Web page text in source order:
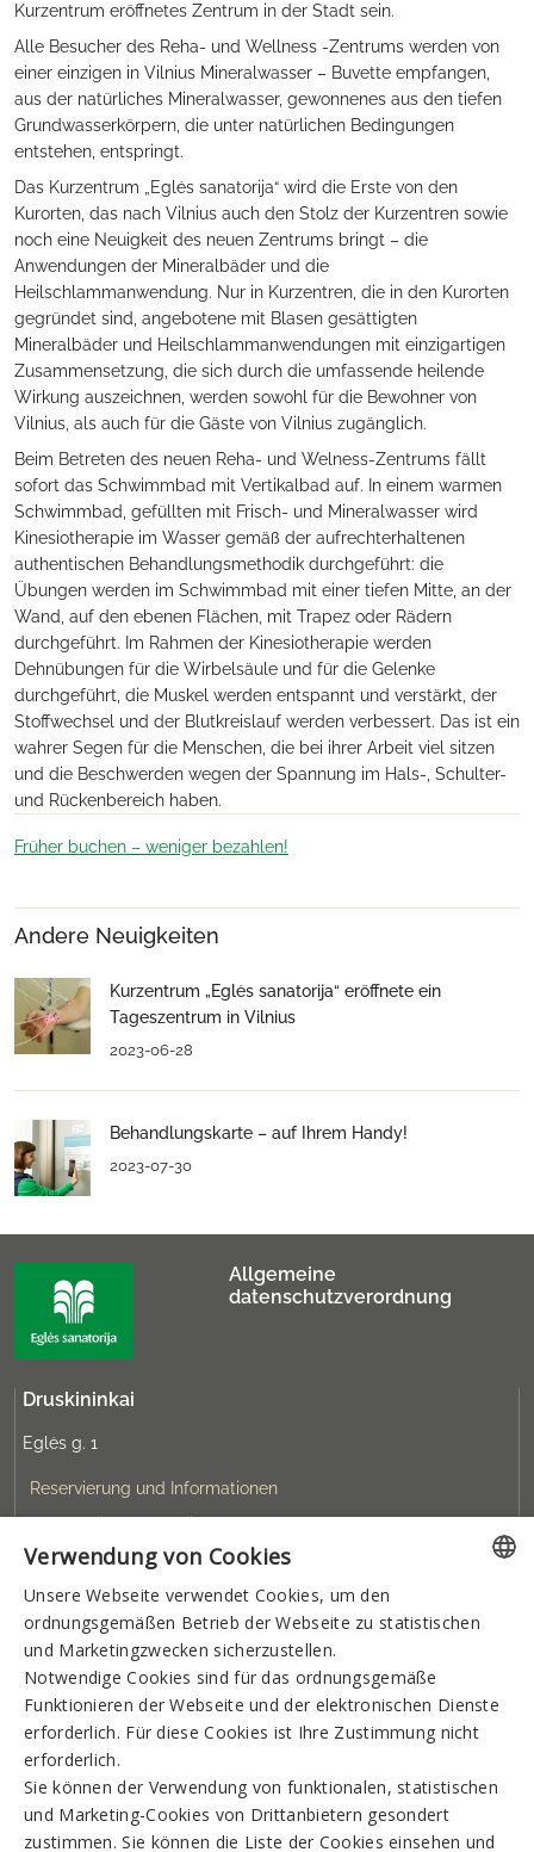
Kurzentrum eröffnetes Zentrum in der Stadt sein.
Alle Besucher des Reha- und Wellness -Zentrums werden von
einer einzigen in Vilnius Mineralwasser – Buvette empfangen,
aus der natürliches Mineralwasser, gewonnenes aus den tiefen
Grundwasserkörpern, die unter natürlichen Bedingungen
entstehen, entspringt.
Das Kurzentrum „Eglės sanatorija“ wird die Erste von den
Kurorten, das nach Vilnius auch den Stolz der Kurzentren sowie
noch eine Neuigkeit des neuen Zentrums bringt – die
Anwendungen der Mineralbäder und die
Heilschlammanwendung. Nur in Kurzentren, die in den Kurorten
gegründet sind, angebotene mit Blasen gesättigten
Mineralbäder und Heilschlammanwendungen mit einzigartigen
Zusammensetzung, die sich durch die umfassende heilende
Wirkung auszeichnen, werden sowohl für die Bewohner von
Vilnius, als auch für die Gäste von Vilnius zugänglich.
Beim Betreten des neuen Reha- und Welness-Zentrums fällt
sofort das Schwimmbad mit Vertikalbad auf. In einem warmen
Schwimmbad, gefüllten mit Frisch- und Mineralwasser wird
Kinesiotherapie im Wasser gemäß der aufrechterhaltenen
authentischen Behandlungsmethodik durchgeführt: die
Übungen werden im Schwimmbad mit einer tiefen Mitte, an der
Wand, auf den ebenen Flächen, mit Trapez oder Rädern
durchgeführt. Im Rahmen der Kinesiotherapie werden
Dehnübungen für die Wirbelsäule und für die Gelenke
durchgeführt, die Muskel werden entspannt und verstärkt, der
Stoffwechsel und der Blutkreislauf werden verbessert. Das ist ein
wahrer Segen für die Menschen, die bei ihrer Arbeit viel sitzen
und die Beschwerden wegen der Spannung im Hals-, Schulter-
und Rückenbereich haben.
Früher buchen – weniger bezahlen!
Andere Neuigkeiten
Kurzentrum „Eglės sanatorija“ eröffnete ein
Tageszentrum in Vilnius
2023-06-28
Behandlungskarte – auf Ihrem Handy!
2023-07-30
Allgemeine
datenschutzverordnung
Druskininkai
Eglės g. 1
Reservierung und Informationen
+37031360220
Sie können reservieren:
I-V 8:00-19:00 VI-VII 9:00-15:00
Newsletter
ENGLISH
RUSSIAN
Verwendung von Cookies
Unsere Webseite verwendet Cookies, um den
ordnungsgemäßen Betrieb der Webseite zu statistischen
und Marketingzwecken sicherzustellen.
Notwendige Cookies sind für das ordnungsgemäße
Funktionieren der Webseite und der elektronischen Dienste
erforderlich. Für diese Cookies ist Ihre Zustimmung nicht
erforderlich.
Sie können der Verwendung von funktionalen, statistischen
und Marketing-Cookies von Drittanbietern gesondert
zustimmen. Sie können die Liste der Cookies einsehen und